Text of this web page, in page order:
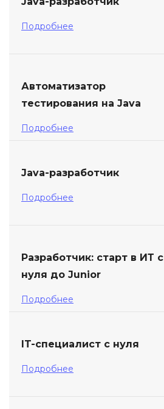
Подробнее
Автоматизатор
тестирования на Java
Подробнее
Java-разработчик
Подробнее
Разработчик: старт в ИТ с
нуля до Junior
Подробнее
IT-специалист с нуля
Подробнее